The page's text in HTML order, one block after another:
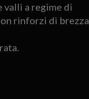
a regime di
rinforzi di brezza